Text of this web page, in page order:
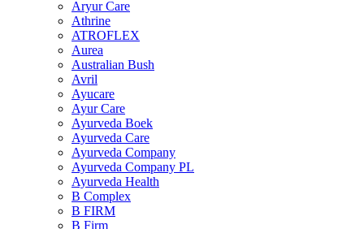
Aryur Care
Athrine
ATROFLEX
Aurea
Australian Bush
Avril
Ayucare
Ayur Care
Ayurveda Boek
Ayurveda Care
Ayurveda Company
Ayurveda Company PL
Ayurveda Health
B Complex
B FIRM
B Firm